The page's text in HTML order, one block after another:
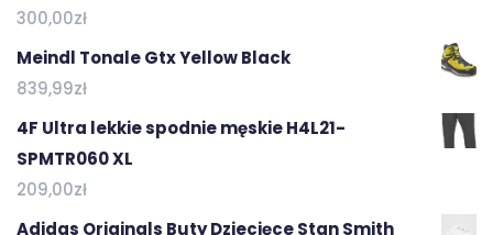
300,00zł
Meindl Tonale Gtx Yellow Black
839,99zł
4F Ultra lekkie spodnie męskie H4L21-
SPMTR060 XL
209,00zł
Adidas Originals Buty Dziecięce Stan Smith